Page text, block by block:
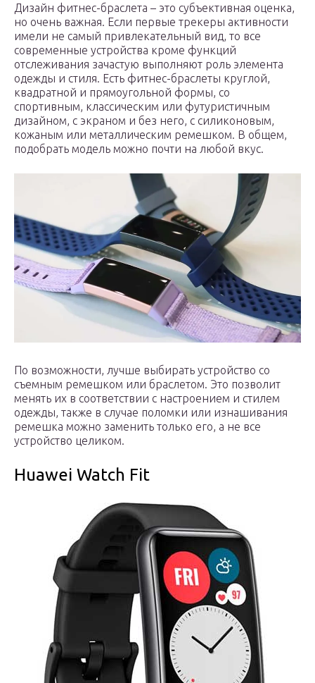
Дизайн фитнес-браслета – это субъективная оценка,
но очень важная. Если первые трекеры активности
имели не самый привлекательный вид, то все
современные устройства кроме функций
отслеживания зачастую выполняют роль элемента
одежды и стиля. Есть фитнес-браслеты круглой,
квадратной и прямоугольной формы, со
спортивным, классическим или футуристичным
дизайном, с экраном и без него, с силиконовым,
кожаным или металлическим ремешком. В общем,
подобрать модель можно почти на любой вкус.
По возможности, лучше выбирать устройство со
съемным ремешком или браслетом. Это позволит
менять их в соответствии с настроением и стилем
одежды, также в случае поломки или изнашивания
ремешка можно заменить только его, а не все
устройство целиком.
Huawei Watch Fit